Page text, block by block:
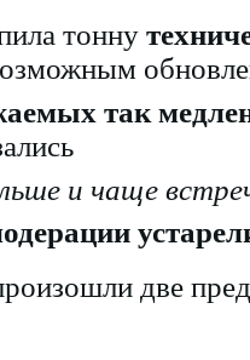
тонну
так
и чаще
две